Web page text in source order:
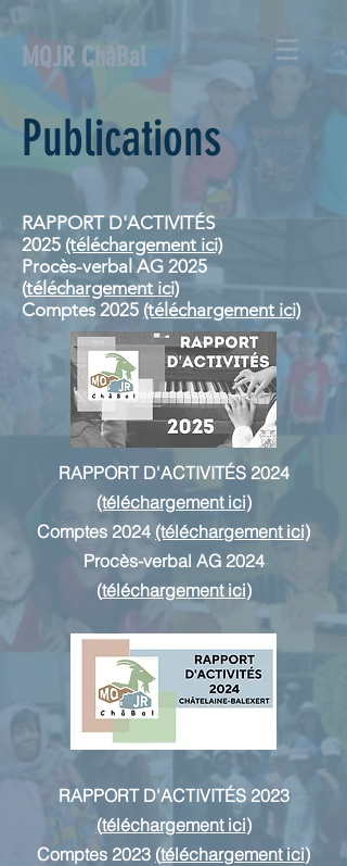
MQJR ChâBal
Publications
RAPPORT D'ACTIVITÉS
2025 (téléchargement ici)
Procès-verbal AG 2025
(téléchargement ici)
Comptes 2025 (téléchargement ici)
RAPPORT D'ACTIVITÉS 2024
(téléchargement ici)
Comptes 2024 (téléchargement ici)
Procès-verbal AG 2024
(téléchargement ici)
RAPPORT D'ACTIVITÉS 2023
(téléchargement ici)
Comptes 2023 (téléchargement ici)